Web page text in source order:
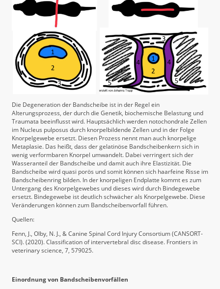
Die Degeneration der Bandscheibe ist in der Regel ein
Alterungsprozess, der durch die Genetik, biochemische Belastung und
Traumata beeinflusst wird. Hauptsächlich werden notochondrale Zellen
im Nucleus pulposus durch knorpelbildende Zellen und in der Folge
Knorpelgewebe ersetzt. Diesen Prozess nennt man auch knorpelige
Metaplasie. Das heißt, dass der gelatinöse Bandscheibenkern sich in
wenig verformbaren Knorpel umwandelt. Dabei verringert sich der
Wasseranteil der Bandscheibe und damit auch ihre Elastizität. Die
Bandscheibe wird quasi porös und somit können sich haarfeine Risse im
Bandscheibenring bilden. In der knorpeligen Endplatte kommt es zum
Untergang des Knorpelgewebes und dieses wird durch Bindegewebe
ersetzt. Bindegewebe ist deutlich schwächer als Knorpelgewebe. Diese
Veränderungen können zum Bandscheibenvorfall führen.
Quellen:
Fenn, J., Olby, N. J., & Canine Spinal Cord Injury Consortium (CANSORT-
SCI). (2020). Classification of intervertebral disc disease. Frontiers in
veterinary science, 7, 579025.
Einordnung von Bandscheibenvorfällen